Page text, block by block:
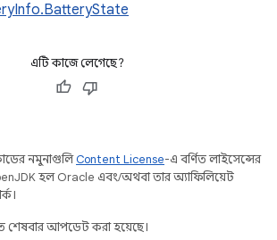
এটি কাজে লেগেছে?
নমুনাগুলিContent License-এ বর্ণিত লাইসেন্সের
হল Oracle এবং/অথবা তার অ্যাফিলিয়েট
আপডেট করা হয়েছে।